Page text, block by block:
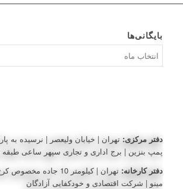
بایگانی‌ها
دفتر مرکزی: تهران | خیابان ولیعصر | نرسیده به
پمپ بنزین | برج اداری و تجاری سپهر ساعی طبقه
دفتر کارخانه:
تهران | کیلومتر 10 جاده
مینو | شرکت اقتصادی و خودکفایی آزادگان